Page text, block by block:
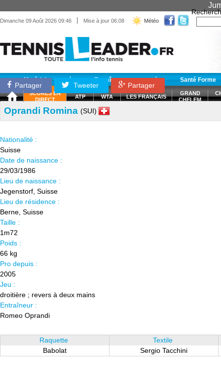
Dimanche 09 Août 2026 09:46 | Mise à jour 06:08 Météo
Matériel Entraînement Santé Forme
SCORES EN
DIRECT
ATP WTA LES FRANÇAIS
GRAND
CHELEM
Partager Tweeter Partager
Oprandi Romina (SUI)
Nationalité :
Suisse
Date de naissance :
29/03/1986
Lieu de naissance :
Jegenstorf, Suisse
Lieu de résidence :
Berne, Suisse
Taille :
1m72
Poids :
66 kg
Pro depuis :
2005
Jeu :
droitière ; revers à deux mains
Entraîneur :
Romeo Oprandi
Raquette
Babolat
Textile
Sergio Tacchini